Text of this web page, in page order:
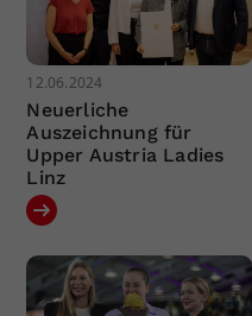
12.06.2024
Neuerliche
Auszeichnung für
Upper Austria Ladies
Linz